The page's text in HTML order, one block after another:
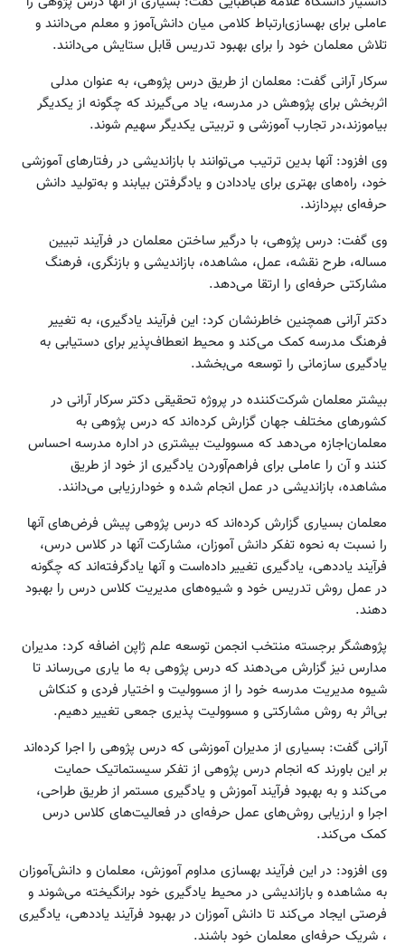
عاملی برای بهسازی‌ارتباط کلامی میان دانش‌آموز و معلم می‌دانند و
تلاش معلمان خود را برای بهبود تدریس قابل ستایش می‌دانند.
سرکار آرانی گفت: معلمان از طریق درس پژوهی، به عنوان مدلی
اثربخش برای پژوهش در مدرسه، یاد می‌گیرند که چگونه از یکدیگر
بیاموزند،در تجارب آموزشی و تربیتی یکدیگر سهیم شوند.
وی افزود: آنها بدین ترتیب می‌توانند با بازاندیشی در رفتارهای آموزشی
خود، راه‌های بهتری برای یاددادن و یادگرفتن بیابند و به‌تولید دانش
حرفه‌ای بپردازند.
وی گفت: درس پژوهی، با درگیر ساختن معلمان در فرآیند تبیین
مساله، طرح نقشه، عمل، مشاهده، بازاندیشی و بازنگری، فرهنگ
مشارکتی حرفه‌ای را ارتقا می‌دهد.
دکتر آرانی همچنین خاطرنشان کرد: این فرآیند یادگیری، به تغییر
فرهنگ مدرسه کمک می‌کند و محیط انعطاف‌پذیر برای دستیابی به
یادگیری سازمانی را توسعه می‌بخشد.
بیشتر معلمان شرکت‌کننده در پروژه تحقیقی دکتر سرکار آرانی در
کشورهای مختلف جهان گزارش کرده‌اند که درس پژوهی به
معلمان‌اجازه می‌دهد که مسوولیت بیشتری در اداره مدرسه احساس
کنند و آن را عاملی برای فراهم‌آوردن یادگیری از خود از طریق
مشاهده، بازاندیشی در عمل انجام شده و خودارزیابی می‌دانند.
معلمان بسیاری گزارش کرده‌اند که درس پژوهی پیش فرض‌های آنها
را نسبت به نحوه تفکر دانش آموزان، مشارکت آنها در کلاس درس،
فرآیند یاددهی، یادگیری تغییر داده‌است و آنها یادگرفته‌اند که چگونه
در عمل روش تدریس خود و شیوه‌های مدیریت کلاس درس را بهبود
دهند.
پژوهشگر برجسته منتخب انجمن توسعه علم ژاپن اضافه کرد: مدیران
مدارس نیز گزارش می‌دهند که درس پژوهی به ما یاری می‌رساند تا
شیوه مدیریت مدرسه خود را از مسوولیت و اختیار فردی و کنکاش
بی‌اثر به روش مشارکتی و مسوولیت پذیری جمعی تغییر دهیم.
آرانی گفت: بسیاری از مدیران آموزشی که درس پژوهی را اجرا کرده‌اند
بر این باورند که انجام درس پژوهی از تفکر سیستماتیک حمایت
می‌کند و به بهبود فرآیند آموزش و یادگیری مستمر از طریق طراحی،
اجرا و ارزیابی روش‌های عمل حرفه‌ای در فعالیت‌های کلاس درس
کمک می‌کند.
وی افزود: در این فرآیند بهسازی مداوم آموزش، معلمان و دانش‌آموزان
به مشاهده و بازاندیشی در محیط یادگیری خود برانگیخته می‌شوند و
فرصتی ایجاد می‌کند تا دانش آموزان در بهبود فرآیند یاددهی، یادگیری
، شریک حرفه‌ای معلمان خود باشند.